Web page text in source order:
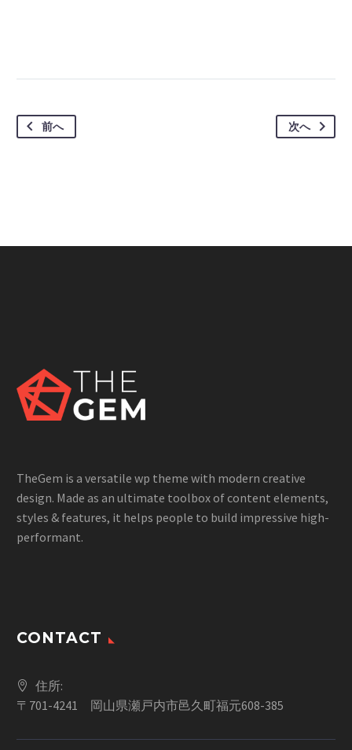
前へ 次へ
TheGem is a versatile wp theme with modern creative
design. Made as an ultimate toolbox of content elements,
styles & features, it helps people to build impressive high-
performant.
CONTACT
住所:
〒701-4241 岡山県瀬戸内市邑久町福元608-385